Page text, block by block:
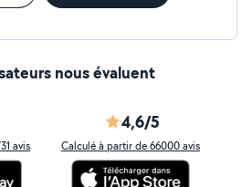
nous évaluent
avis
4,6/5
Calculé à partir de 66000 avis